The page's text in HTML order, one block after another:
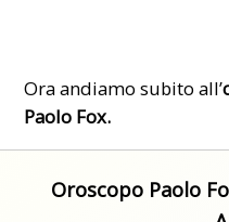
Ora andiamo subito all’
Paolo Fox.
Oroscopo Paolo